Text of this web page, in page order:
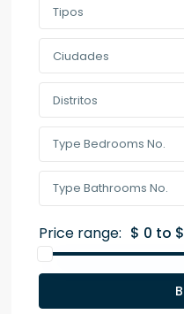
Tipos
Ciudades
Distritos
Price range: $ 0 to